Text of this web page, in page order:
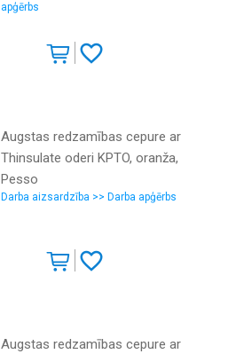
apģērbs
Augstas redzamības cepure ar
Thinsulate oderi KPTO, oranža,
Pesso
Darba aizsardzība >> Darba apģērbs
Augstas redzamības cepure ar